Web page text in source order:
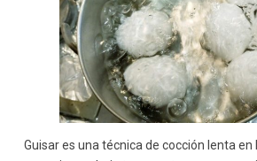
Guisar es una técnica de cocción lenta